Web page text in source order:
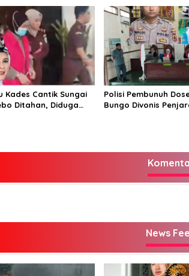
Kembali
Kades Cantik Sungai
Ditahan, Diduga
Polisi Pembunuh
Bungo Divonis
News